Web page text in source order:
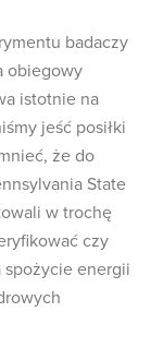
badaczy
obiegowy
istotnie na
jeść posiłki
że do
State
w trochę
czy
spożycie energii